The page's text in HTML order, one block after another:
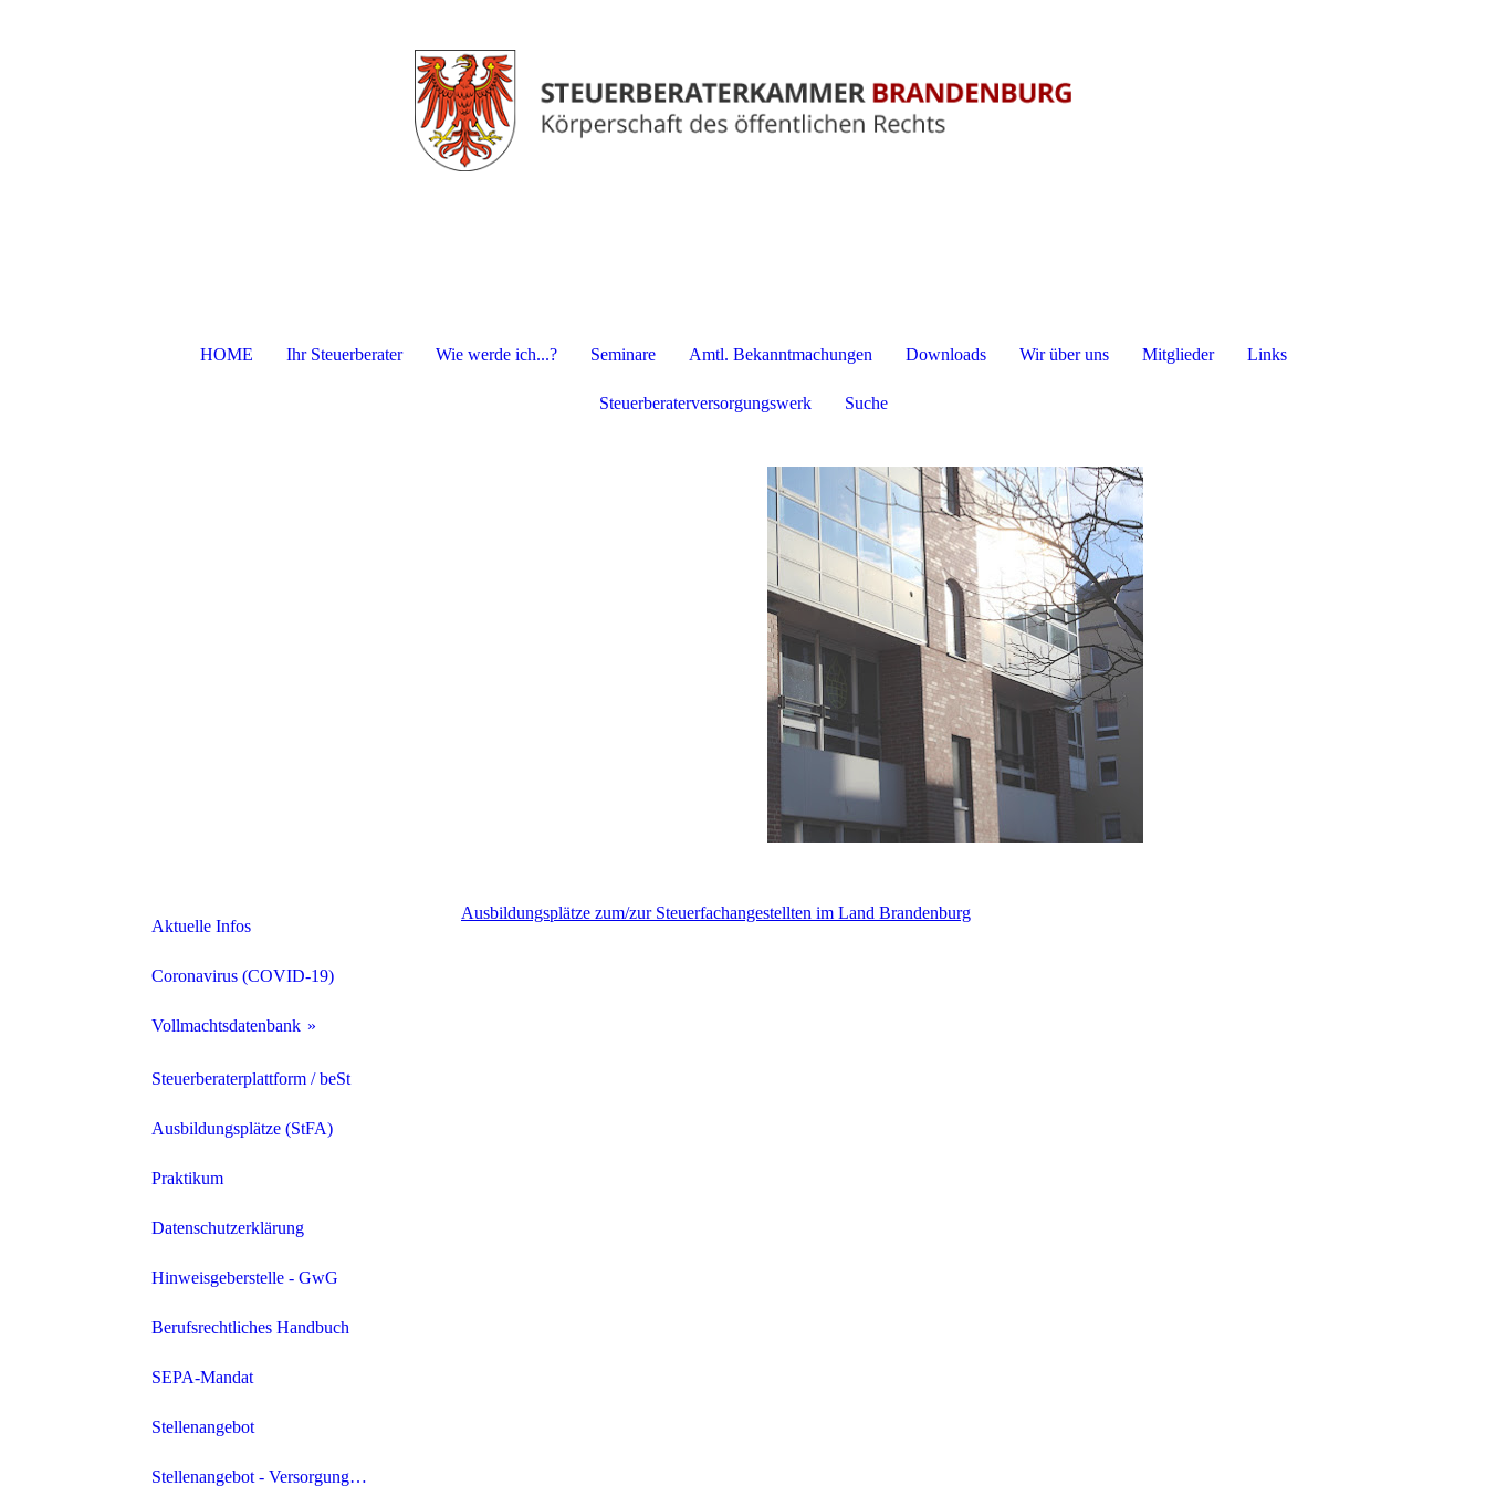
HOME Ihr Steuerberater Wie werde ich...? Seminare Amtl. Bekanntmachungen Downloads Wir über uns Mitglieder Links
Steuerberaterversorgungswerk Suche
Aktuelle Infos
Coronavirus (COVID-19)
Vollmachtsdatenbank
VDB Archiv
Steuerberaterplattform / beSt
Ausbildungsplätze (StFA)
Praktikum
Datenschutzerklärung
Hinweisgeberstelle - GwG
Berufsrechtliches Handbuch
SEPA-Mandat
Stellenangebot
Stellenangebot - Versorgungswerk der Steuerberater und StBV im Land Brandburg
Ausbildungsplätze zum/zur Steuerfachangestellten im Land Brandenburg